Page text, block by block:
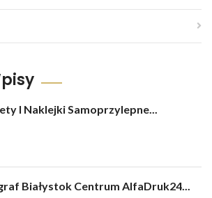
I Naklejki Samoprzylepne...
Białystok Centrum AlfaDruk24...